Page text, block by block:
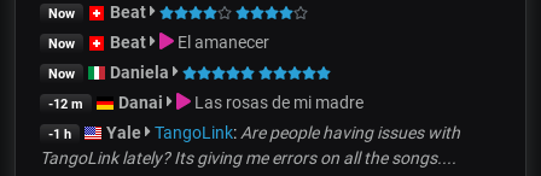
Now Beat
Now Beat El amanecer
Now Daniela
-12 m Danai Las rosas de mi madre
-1 h Yale TangoLink: Are people having issues with
TangoLink lately? Its giving me errors on all the songs....